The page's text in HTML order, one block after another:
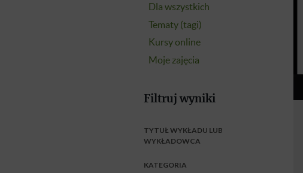
Dla wszystkich
Tematy (tagi)
Kursy online
Moje zajęcia
Filtruj wyniki
TYTUŁ WYKŁADU LUB
WYKŁADOWCA
KATEGORIA